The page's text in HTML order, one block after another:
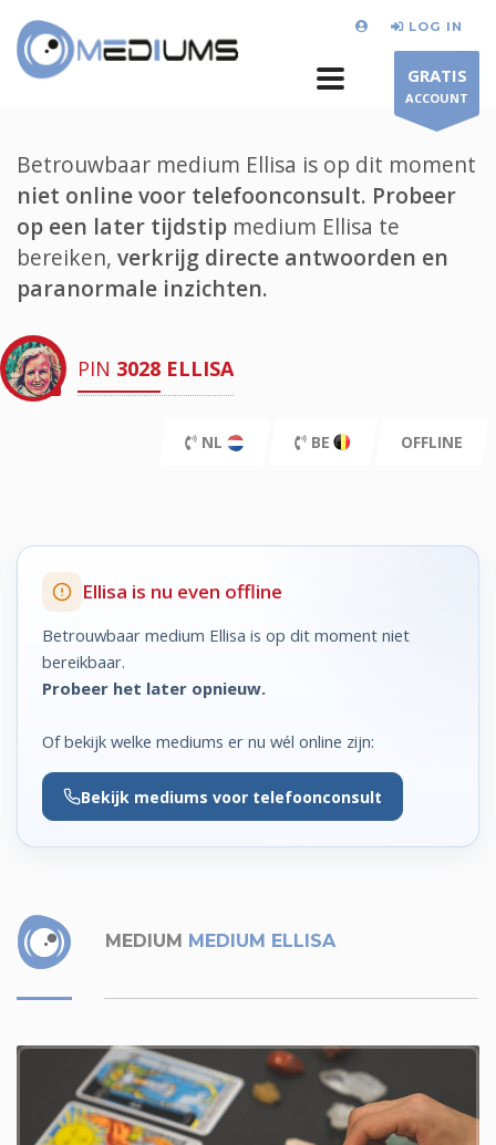
LOG IN
GRATIS
ACCOUNT
Betrouwbaar medium Ellisa is op dit moment
niet online voor telefoonconsult. Probeer
op een later tijdstip medium Ellisa te
bereiken, verkrijg directe antwoorden en
paranormale inzichten.
PIN 3028 ELLISA
NL BE OFFLINE
Ellisa is nu even offline
Betrouwbaar medium Ellisa is op dit moment niet
bereikbaar.
Probeer het later opnieuw.
Of bekijk welke mediums er nu wél online zijn:
Bekijk mediums voor telefoonconsult
MEDIUM MEDIUM ELLISA